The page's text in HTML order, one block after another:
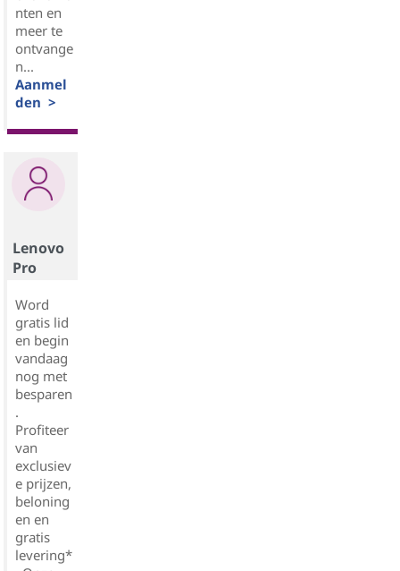
nten en
meer te
ontvange
n...
Aanmel
den >
Lenovo
Pro
Word
gratis lid
en begin
vandaag
nog met
besparen
.
Profiteer
van
exclusiev
e prijzen,
beloning
en en
gratis
levering*